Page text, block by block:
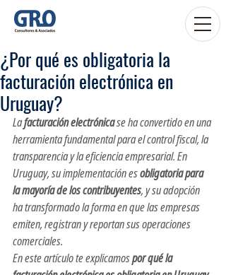
¿Por qué es obligatoria la
facturación electrónica en
Uruguay?
La facturación electrónica se ha convertido en una
herramienta fundamental para el control fiscal, la
transparencia y la eficiencia empresarial. En
Uruguay, su implementación es obligatoria para
la mayoría de los contribuyentes, y su adopción
ha transformado la forma en que las empresas
emiten, registran y reportan sus operaciones
comerciales.
En este artículo te explicamos por qué la